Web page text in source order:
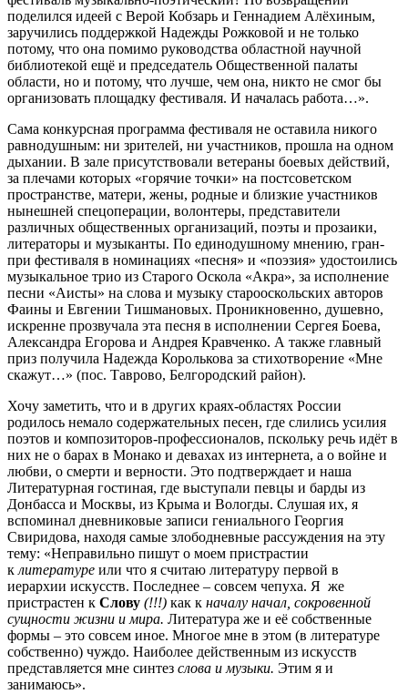
поделился идеей с Верой Кобзарь и Геннадием Алёхиным,
заручились поддержкой Надежды Рожковой и не только
потому, что она помимо руководства областной научной
библиотекой ещё и председатель Общественной палаты
области, но и потому, что лучше, чем она, никто не смог бы
организовать площадку фестиваля. И началась работа…».
Сама конкурсная программа фестиваля не оставила никого
равнодушным: ни зрителей, ни участников, прошла на одном
дыхании. В зале присутствовали ветераны боевых действий,
за плечами которых «горячие точки» на постсоветском
пространстве, матери, жены, родные и близкие участников
нынешней спецоперации, волонтеры, представители
различных общественных организаций, поэты и прозаики,
литераторы и музыканты. По единодушному мнению, гран-
при фестиваля в номинациях «песня» и «поэзия» удостоились
музыкальное трио из Старого Оскола «Акра», за исполнение
песни «Аисты» на слова и музыку старооскольских авторов
Фаины и Евгении Тишмановых. Проникновенно, душевно,
искренне прозвучала эта песня в исполнении Сергея Боева,
Александра Егорова и Андрея Кравченко. А также главный
приз получила Надежда Королькова за стихотворение «Мне
скажут…» (пос. Таврово, Белгородский район).
Хочу заметить, что и в других краях-областях России
родилось немало содержательных песен, где слились усилия
поэтов и композиторов-профессионалов, пскольку речь идёт в
них не о барах в Монако и девахах из интернета, а о войне и
любви, о смерти и верности. Это подтверждает и наша
Литературная гостиная, где выступали певцы и барды из
Донбасса и Москвы, из Крыма и Вологды. Слушая их, я
вспоминал дневниковые записи гениального Георгия
Свиридова, находя самые злободневные рассуждения на эту
тему: «Неправильно пишут о моем пристрастии
к литературе или что я считаю литературу первой в
иерархии искусств. Последнее – совсем чепуха. Я же
пристрастен к Слову (!!!) как к началу начал, сокровенной
сущности жизни и мира. Литература же и её собственные
формы – это совсем иное. Многое мне в этом (в литературе
собственно) чуждо. Наиболее действенным из искусств
представляется мне синтез слова и музыки. Этим я и
занимаюсь».